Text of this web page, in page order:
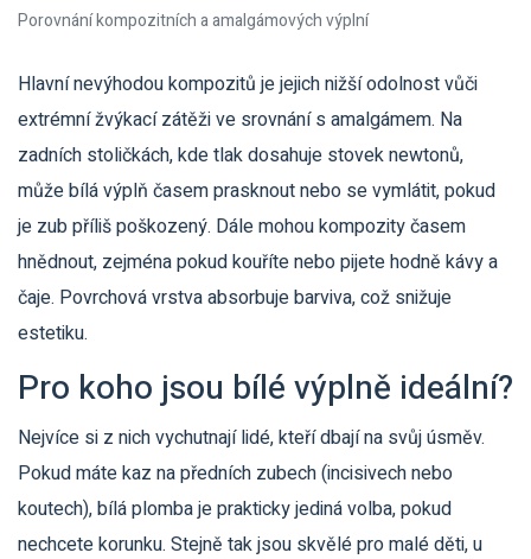
Porovnání kompozitních a amalgámových výplní
Hlavní nevýhodou kompozitů je jejich nižší odolnost vůči
extrémní žvýkací zátěži ve srovnání s amalgámem. Na
zadních stoličkách, kde tlak dosahuje stovek newtonů,
může bílá výplň časem prasknout nebo se vymlátit, pokud
je zub příliš poškozený. Dále mohou kompozity časem
hnědnout, zejména pokud kouříte nebo pijete hodně kávy a
čaje. Povrchová vrstva absorbuje barviva, což snižuje
estetiku.
Pro koho jsou bílé výplně ideální?
Nejvíce si z nich vychutnají lidé, kteří dbají na svůj úsměv.
Pokud máte kaz na předních zubech (incisivech nebo
koutech), bílá plomba je prakticky jediná volba, pokud
nechcete korunku. Stejně tak jsou skvělé pro malé děti, u